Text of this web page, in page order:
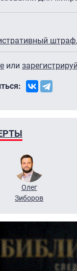
штраф
или
Олег
Зиборов